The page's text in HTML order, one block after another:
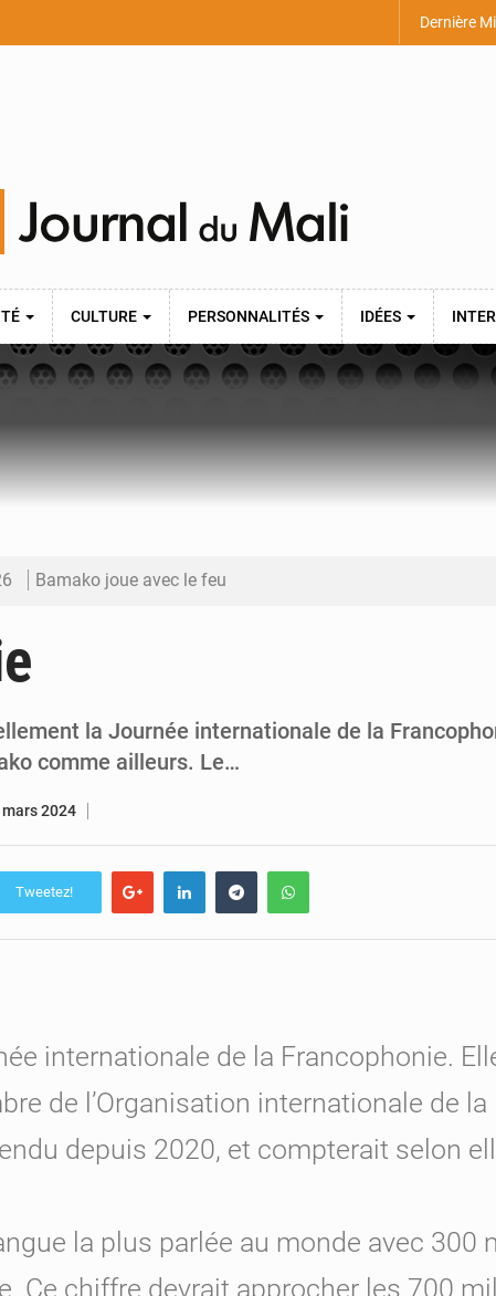
Dernière
CULTURE PERSONNALITÉS IDÉES
Bamako joue avec le feu
Ports ouest-africains : la bataille du fret sahélien
AfroBasket U18 : Le Mali défend sa double couronne à
la Journée internationale de la
comme ailleurs. Le…
2024
Tweetez!
internationale de la Francophonie.
de l’Organisation internationale de
depuis 2020, et compterait selon
la plus parlée au monde avec
Ce chiffre devrait approcher les 700